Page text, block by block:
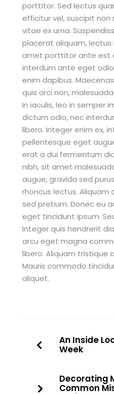
porttitor. Sed lectus
efficitur vel, suscipit non
vitae ex urna.
placerat aliquam, lectus
amet porttitor ante est
interdum ante eget
enim dapibus.
quis orci non,
In iaculis, leo in semper
dictum odio, nec
libero. Integer enim ex,
pellentesque eget
erat a dui fermentum
nibh, sit amet
augue, gravida sed
rhoncus lectus.
sed pretium. Donec eu
eget tincidunt ipsum.
Integer quis hendrerit
arcu eget magna
libero. Aliquam tristique
Mauris commodo
aliquet.
An Inside
Week
Decorating
Common